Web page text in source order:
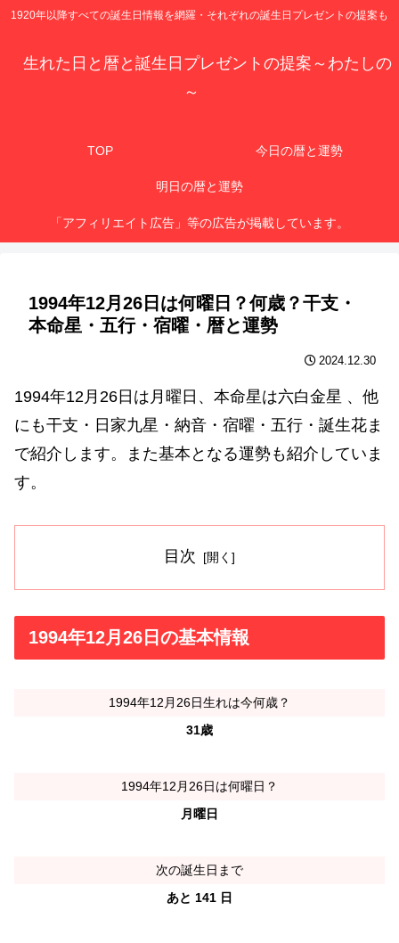
1920年以降すべての誕生日情報を網羅・それぞれの誕生日プレゼントの提案も
生れた日と暦と誕生日プレゼントの提案～わたしの
～
TOP 今日の暦と運勢
明日の暦と運勢
「アフィリエイト広告」等の広告が掲載しています。
1994年12月26日は何曜日？何歳？干支・
本命星・五行・宿曜・暦と運勢
2024.12.30
1994年12月26日は月曜日、本命星は六白金星 、他
にも干支・日家九星・納音・宿曜・五行・誕生花ま
で紹介します。また基本となる運勢も紹介していま
す。
目次
1994年12月26日の基本情報
1994年12月26日生れは今何歳？
31歳
1994年12月26日は何曜日？
月曜日
次の誕生日まで
あと 141 日